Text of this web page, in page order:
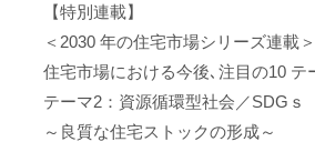
【特別連載】
＜2030 年の住宅市場シリーズ連載＞
住宅市場における今後､注目の10 テ
テーマ2：資源循環型社会／SDGｓ
～良質な住宅ストックの形成～